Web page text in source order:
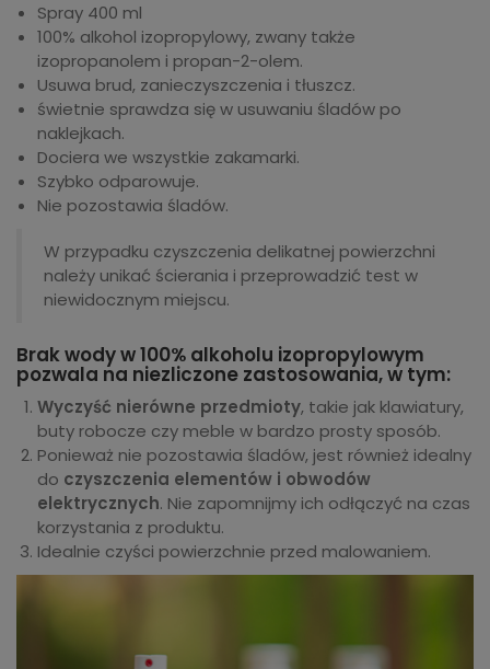
Spray 400 ml
100% alkohol izopropylowy, zwany także
izopropanolem i propan-2-olem.
Usuwa brud, zanieczyszczenia i tłuszcz.
świetnie sprawdza się w usuwaniu śladów po
naklejkach.
Dociera we wszystkie zakamarki.
Szybko odparowuje.
Nie pozostawia śladów.
W przypadku czyszczenia delikatnej powierzchni
należy unikać ścierania i przeprowadzić test w
niewidocznym miejscu.
Brak wody w 100% alkoholu izopropylowym
pozwala na niezliczone zastosowania, w tym:
Wyczyść nierówne przedmioty, takie jak klawiatury,
buty robocze czy meble w bardzo prosty sposób.
Ponieważ nie pozostawia śladów, jest również idealny
do czyszczenia elementów i obwodów
elektrycznych. Nie zapomnijmy ich odłączyć na czas
korzystania z produktu.
Idealnie czyści powierzchnie przed malowaniem.